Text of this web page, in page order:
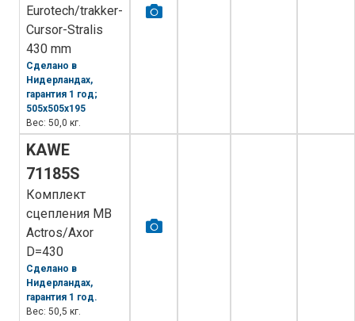
Eurotech/trakker-
Cursor-Stralis
430 mm
Сделано в
Нидерландах,
гарантия 1 год;
505x505x195
Вес: 50,0 кг.
KAWE
71185S
Комплект
сцепления MB
Actros/Axor
D=430
Сделано в
Нидерландах,
гарантия 1 год.
Вес: 50,5 кг.